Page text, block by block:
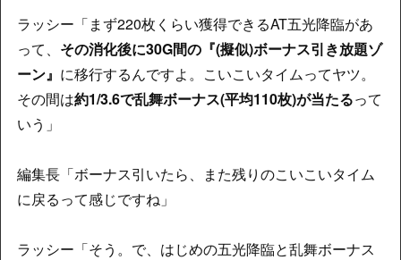
ラッシー「まず220枚くらい獲得できるAT五光降臨があ
って、 その消化後に30G間の『(擬似)ボーナス引き放題ゾ
ーン』 に移行するんですよ。こいこいタイムってヤツ。
その間は約1/3.6で乱舞ボーナス(平均110枚)が当たるって
いう」
編集長「ボーナス引いたら、また残りのこいこいタイム
に戻るって感じですね」
ラッシー「そう。で、はじめの五光降臨と乱舞ボーナス